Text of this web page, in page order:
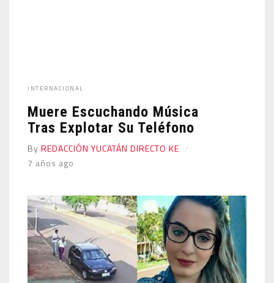
INTERNACIONAL
Muere Escuchando Música
Tras Explotar Su Teléfono
By REDACCIÓN YUCATÁN DIRECTO KE
7 años ago